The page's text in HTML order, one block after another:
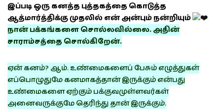
இப்படி ஒரு கனத்த புத்தகத்தை கொடுத்த
ஆத்மார்த்திக்கு முதலில் என் அன்பும் நன்றியும்
நான் பக்கங்களை சொல்லவில்லை. அதின்
சாராம்சத்தை சொல்கிறேன்.
ஏன் கனம்? ஆம். உண்மைகளைப் பேசும் எழுத்துகள்
எப்பொழுதுமே கனமாகத்தான் இருக்கும் என்பது
உண்மைகளை ஏற்கும் பக்குவமுள்ளவர்கள்
அனைவருக்குமே தெரிந்து தான் இருக்கும்.